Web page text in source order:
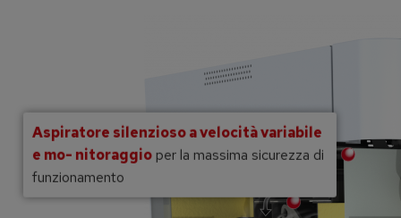
Aspiratore silenzioso a velocità variabile
e mo- nitoraggioper la massima sicurezza di
funzionamento